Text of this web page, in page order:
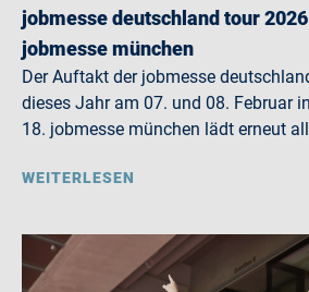
jobmesse deutschland tour
jobmesse münchen
Der Auftakt der jobmesse
dieses Jahr am 07. und 08. Februar
18. jobmesse münchen lädt erneut
WEITERLESEN